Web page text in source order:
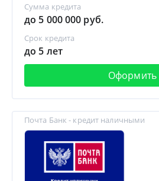
Сумма кредита
до 5 000 000 руб.
Срок кредита
до 5 лет
Оформить
Почта Банк - кредит наличными